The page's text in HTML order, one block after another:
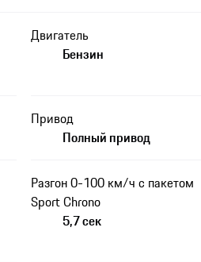
Двигатель
Бензин
Привод
Полный привод
Разгон 0-100 км/ч с пакетом
Sport Chrono
5,7 сек